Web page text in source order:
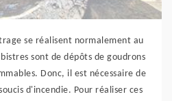
se réalisent normalement au
sont de dépôts de goudrons
Donc, il est nécessaire de
d'incendie. Pour réaliser ces